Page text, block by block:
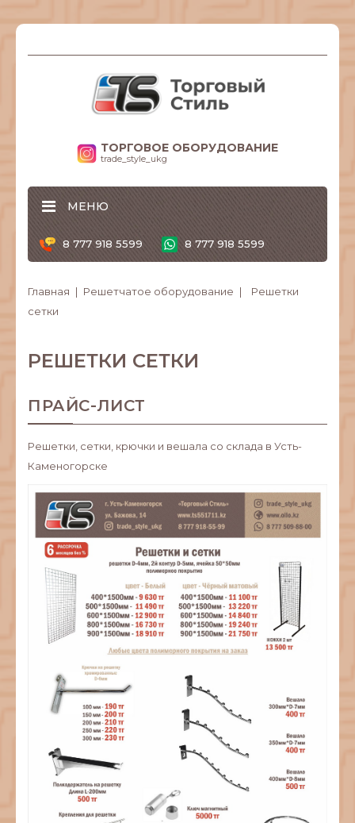
ТОРГОВОЕ ОБОРУДОВАНИЕ
trade_style_ukg
МЕНЮ
8 777 918 5599 8 777 918 5599
Главная Решетчатое оборудование
Решетки
сетки
РЕШЕТКИ СЕТКИ
ПРАЙС-ЛИСТ
Решетки, сетки, крючки и вешала со склада в Усть-
Каменогорске